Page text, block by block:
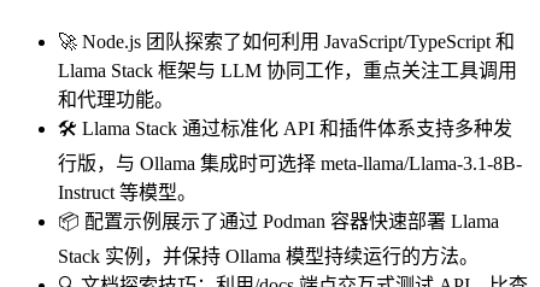
🚀 Node.js 团队探索了如何利用 JavaScript/TypeScript 和
Llama Stack 框架与 LLM 协同工作，重点关注工具调用
和代理功能。
🛠️ Llama Stack 通过标准化 API 和插件体系支持多种发
行版，与 Ollama 集成时可选择 meta-llama/Llama-3.1-8B-
Instruct 等模型。
📦 配置示例展示了通过 Podman 容器快速部署 Llama
Stack 实例，并保持 Ollama 模型持续运行的方法。